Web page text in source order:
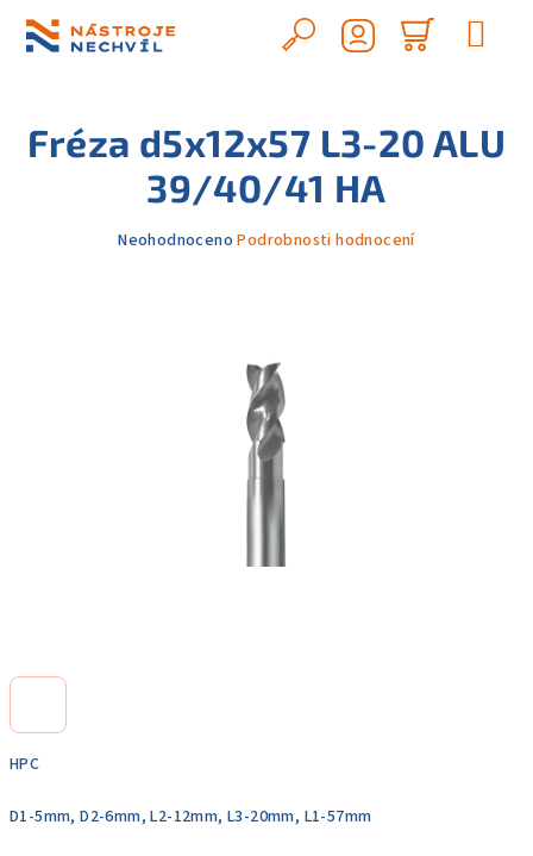
obsah
Hledat
košík
HPC
D1-5mm, D2-6mm, L2-12mm, L3-20mm, L1-57mm
Fréza d5x12x57 L3-20 ALU
39/40/41 HA
Průměrné
Neohodnoceno Podrobnosti hodnocení